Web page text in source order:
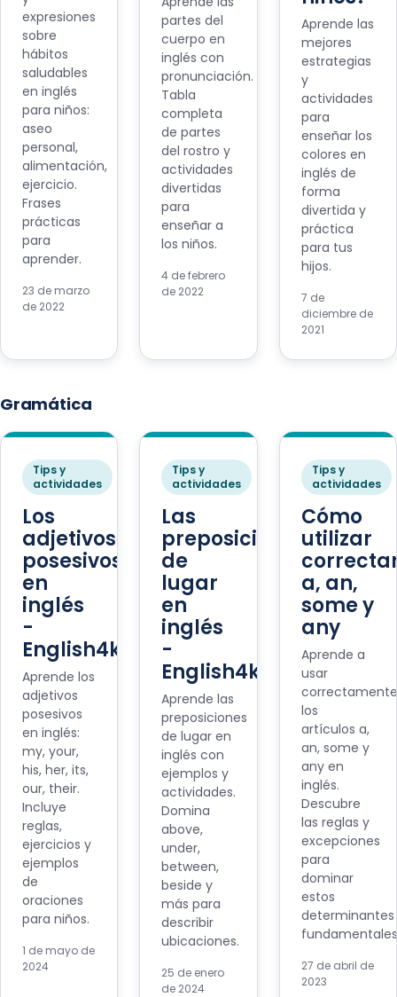
expresiones
sobre
hábitos
saludables
en inglés
para niños:
aseo
personal,
alimentación,
ejercicio.
Frases
prácticas
para
aprender.
23 de marzo
de 2022
partes del
cuerpo en
inglés con
pronunciación.
Tabla
completa
de partes
del rostro y
actividades
divertidas
para
enseñar a
los niños.
4 de febrero
de 2022
Aprende las
mejores
estrategias
y
actividades
para
enseñar los
colores en
inglés de
forma
divertida y
práctica
para tus
hijos.
7 de
diciembre de
2021
Gramática
Tips y
actividades
Los
adjetivos
posesivos
en
inglés
-
English4kids
Aprende los
adjetivos
posesivos
en inglés:
my, your,
his, her, its,
our, their.
Incluye
reglas,
ejercicios y
ejemplos
de
oraciones
para niños.
1 de mayo de
2024
Tips y
actividades
Las
preposiciones
de
lugar
en
inglés
-
English4kids
Aprende las
preposiciones
de lugar en
inglés con
ejemplos y
actividades.
Domina
above,
under,
between,
beside y
más para
describir
ubicaciones.
25 de enero
de 2024
Tips y
actividades
Cómo
utilizar
a, an,
some y
any
Aprende a
usar
correctamente
los
artículos a,
an, some y
any en
inglés.
Descubre
las reglas y
excepciones
para
dominar
estos
determinantes
27 de abril de
2023